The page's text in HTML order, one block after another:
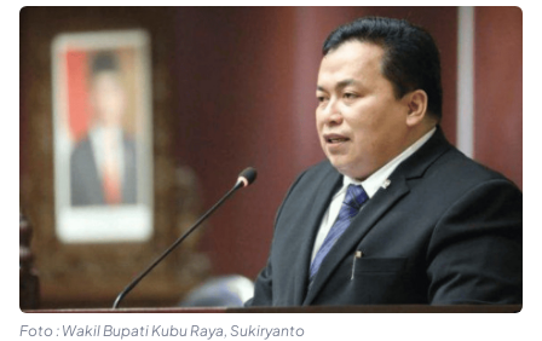
Foto : Wakil Bupati Kubu Raya, Sukiryanto